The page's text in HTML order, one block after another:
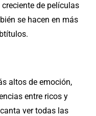
de películas
se hacen en más
altos de emoción,
entre ricos y
ver todas las